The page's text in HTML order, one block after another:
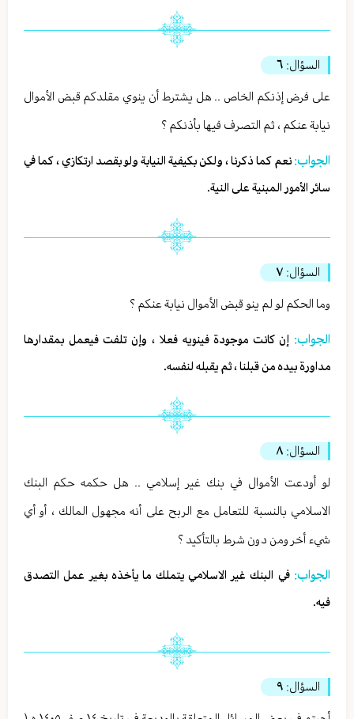
السؤال: ٦
على فرض إذنكم الخاص .. هل يشترط أن ينوي مقلدكم قبض الأموال
نيابة عنكم ، ثم التصرف فيها بأذنكم ؟
الجواب: نعم كما ذكرنا ، ولكن بكيفية النيابة ولو بقصد ارتكازي ، كما في
سائر الأمور المبنية على النية.
السؤال: ٧
وما الحكم لو لم ينو قبض الأموال نيابة عنكم ؟
الجواب: إن كانت موجودة فينويه فعلا ، وإن تلفت فيعمل بمقدارها
مداورة بيده من قبلنا ، ثم يقبله لنفسه.
السؤال: ٨
لو أودعت الأموال في بنك غير إسلامي .. هل حكمه حكم البنك
الاسلامي بالنسبة للتعامل مع الربح على أنه مجهول المالك ، أو أي
شيء أخر ومن دون شرط بالتأكيد ؟
الجواب:في البنك غير الاسلامي يتملك ما يأخذه بغير عمل التصدق
فيه.
السؤال: ٩